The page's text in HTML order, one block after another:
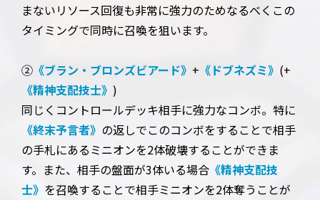
まないリソース回復も非常に強力のためなるべくこの
タイミングで同時に召喚を狙います。
② 《ブラン・ブロンズビアード》 + 《ドブネズミ》 (+
《精神支配技士》 )
同じくコントロールデッキ相手に強力なコンボ。特に
《終末予言者》 の返しでこのコンボをすることで相手
の手札にあるミニオンを2体破壊することができま
す。また、相手の盤面が3体いる場合 《精神支配技
士》 を召喚することで相手ミニオンを2体奪うことが